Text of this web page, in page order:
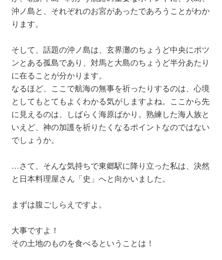
沖ノ島と、それぞれのお宮があったであろうことがわか
ります。
そして、話題の沖ノ島は、玄界灘のちょうど中央にポツ
ンとある孤島であり、対馬と大島のちょうど半分あたり
に在ることが分かります。
なるほど、ここで航海の無事を祈ったりするのは、心境
としてもとてもよくわかる気がしますよね。ここから先
に見えるのは、しばらく海原ばかり。熟練した海人族と
いえど、神の加護を祈りたくなるポイントなのではない
でしょうか。
…さて、そんな気持ちで東郷駅に降り立った私は、決然
と日本料理屋さん「史」へと向かいました。
まずは腹ごしらえですよ。
大事ですよ！
その土地のものを食べるということは！